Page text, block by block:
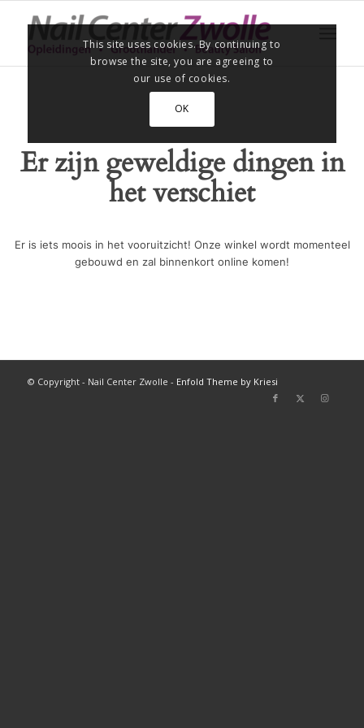
Er zijn geweldige dingen in
het verschiet
Er is iets moois in het vooruitzicht! Onze winkel wordt momenteel
gebouwd en zal binnenkort online komen!
© Copyright - Nail Center Zwolle - Enfold Theme by Kriesi
This site uses cookies. By continuing to
browse the site, you are agreeing to
our use of cookies.
OK